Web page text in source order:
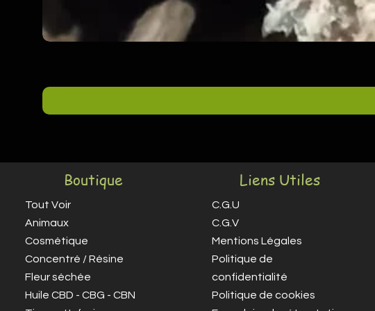
Boutique
Tout Voir
Animaux
Cosmétique
Concentré / Résine
Fleur séchée
Huile CBD - CBG - CBN
Liens Utiles
C.G.U
C.G.V
Mentions Légales
Politique de
confidentialité
Politique de cookies